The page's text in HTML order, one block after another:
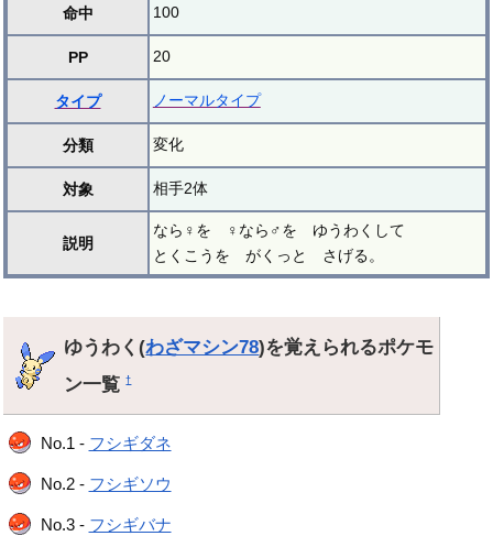
命中 100
PP 20
タイプ ノーマルタイプ
分類 変化
対象 相手2体
説明
なら♀を ♀なら♂を ゆうわくして
とくこうを がくっと さげる。
ゆうわく(わざマシン78)を覚えられるポケモ
ン一覧†
No.1 - フシギダネ
No.2 - フシギソウ
No.3 - フシギバナ